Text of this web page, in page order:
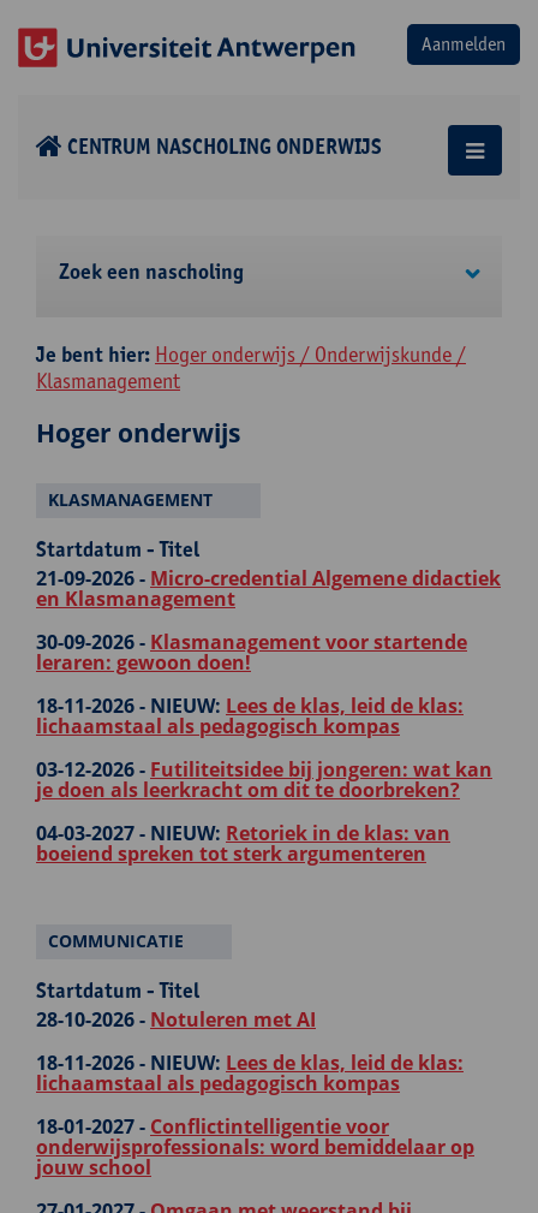
CENTRUM NASCHOLING ONDERWIJS
Zoek een nascholing
Je bent hier: Hoger onderwijs / Onderwijskunde /
Klasmanagement
Hoger onderwijs
KLASMANAGEMENT
Startdatum - Titel
21-09-2026 - Micro-credential Algemene didactiek
en Klasmanagement
30-09-2026 - Klasmanagement voor startende
leraren: gewoon doen!
18-11-2026 - NIEUW: Lees de klas, leid de klas:
lichaamstaal als pedagogisch kompas
03-12-2026 - Futiliteitsidee bij jongeren: wat kan
je doen als leerkracht om dit te doorbreken?
04-03-2027 - NIEUW: Retoriek in de klas: van
boeiend spreken tot sterk argumenteren
COMMUNICATIE
Startdatum - Titel
28-10-2026 - Notuleren met AI
18-11-2026 - NIEUW: Lees de klas, leid de klas:
lichaamstaal als pedagogisch kompas
18-01-2027 - Conflictintelligentie voor
onderwijsprofessionals: word bemiddelaar op
jouw school